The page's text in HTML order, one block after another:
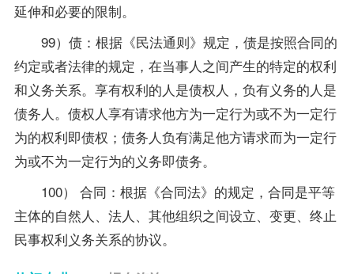
延伸和必要的限制。
99）债：根据《民法通则》规定，债是按照合同的
约定或者法律的规定，在当事人之间产生的特定的权利
和义务关系。享有权利的人是债权人，负有义务的人是
债务人。债权人享有请求他方为一定行为或不为一定行
为的权利即债权；债务人负有满足他方请求而为一定行
为或不为一定行为的义务即债务。
100） 合同：根据《合同法》的规定，合同是平等
主体的自然人、法人、其他组织之间设立、变更、终止
民事权利义务关系的协议。